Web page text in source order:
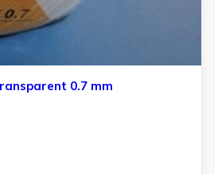
0.7 mm